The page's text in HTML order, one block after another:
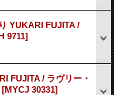
YUKARI FUJITA /
9711]
FUJITA / ラヴリー・
[MYCJ 30331]